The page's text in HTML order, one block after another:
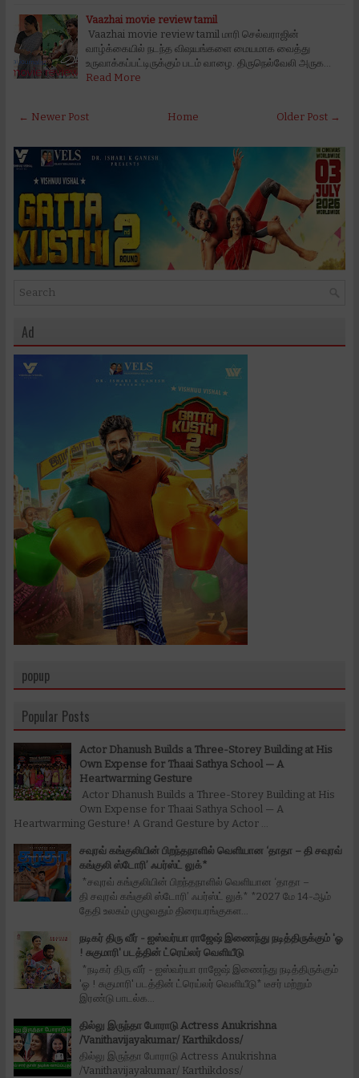
Vaazhai movie review tamil
Vaazhai movie review tamil மாரி செல்வராஜின்
வாழ்க்கையில் நடந்த விஷயங்களை மையமாக வைத்து
உருவாக்கப்பட்டிருக்கும் படம் வாழை. திருநெல்வேலி அருக…
Read More
← Newer Post Older Post →
Home
Ad
popup
Popular Posts
Actor Dhanush Builds a Three-Storey Building at His
Own Expense for Thaai Sathya School — A
Heartwarming Gesture
Actor Dhanush Builds a Three-Storey Building at His
Own Expense for Thaai Sathya School — A
Heartwarming Gesture! A Grand Gesture by Actor ...
சவுரவ் கங்குலியின் பிறந்தநாளில் வெளியான ‘தாதா – தி சவுரவ்
கங்குலி ஸ்டோரி’ ஃபர்ஸ்ட் லுக்*
*சவுரவ் கங்குலியின் பிறந்தநாளில் வெளியான ‘தாதா –
தி சவுரவ் கங்குலி ஸ்டோரி’ ஃபர்ஸ்ட் லுக்* *2027 மே 14-ஆம்
தேதி உலகம் முழுவதும் திரையரங்குகள...
நடிகர் திரு வீர் - ஐஸ்வர்யா ராஜேஷ் இணைந்து நடித்திருக்கும் 'ஓ
! சுகுமாரி' படத்தின் ட்ரெய்லர் வெளியீடு
*நடிகர் திரு வீர் - ஐஸ்வர்யா ராஜேஷ் இணைந்து நடித்திருக்கும்
'ஓ ! சுகுமாரி' படத்தின் ட்ரெய்லர் வெளியீடு* டீசர் மற்றும்
இரண்டு பாடல்க...
தில்லு இருந்தா போராடு Actress Anukrishna
/Vanithavijayakumar/ Karthikdoss/
தில்லு இருந்தா போராடு Actress Anukrishna
/Vanithavijayakumar/ Karthikdoss/